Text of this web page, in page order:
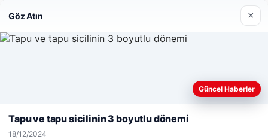
Enes Kaplan Avukatlık Bürosu
28/04/2026
© 2026 Görsel Efekt – Güncel Haberler
Web sitemizi nasıl kullandığınızı daha iyi anlayabilmek,
deneyiminizi kişiselleştirmek ve geliştirmek amacıyla çerezler
Göz Atın ×
Güncel Haberler
Tapu ve tapu sicilinin 3 boyutlu dönemi
18/12/2024